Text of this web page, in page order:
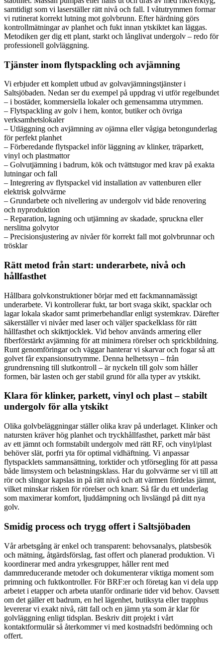
samtidigt som vi laserställer rätt nivå och fall. I våtutrymmen formar
vi rutinerat korrekt lutning mot golvbrunn. Efter härdning görs
kontrollmätningar av planhet och fukt innan ytskiktet kan läggas.
Metodiken ger dig ett plant, starkt och långlivat undergolv – redo för
professionell golvläggning.
Tjänster inom flytspackling och avjämning
Vi erbjuder ett komplett utbud av golvavjämningstjänster i
Saltsjöbaden. Nedan ser du exempel på uppdrag vi utför regelbundet
– i bostäder, kommersiella lokaler och gemensamma utrymmen.
– Flytspackling av golv i hem, kontor, butiker och övriga
verksamhetslokaler
– Utläggning och avjämning av ojämna eller vågiga betongunderlag
för perfekt planhet
– Förberedande flytspackel inför läggning av klinker, träparkett,
vinyl och plastmattor
– Golvutjämning i badrum, kök och tvättstugor med krav på exakta
lutningar och fall
– Integrering av flytspackel vid installation av vattenburen eller
elektrisk golvvärme
– Grundarbete och nivellering av undergolv vid både renovering
och nyproduktion
– Reparation, lagning och utjämning av skadade, spruckna eller
nerslitna golvytor
– Precisionsjustering av nivåer för korrekt fall mot golvbrunnar och
trösklar
Rätt metod från start: underarbete, nivå och
hållfasthet
Hållbara golvkonstruktioner börjar med ett fackmannamässigt
underarbete. Vi kontrollerar fukt, tar bort svaga skikt, spacklar och
lagar lokala skador samt primerbehandlar enligt systemkrav. Därefter
säkerställer vi nivåer med laser och väljer spackelklass för rätt
hållfasthet och skikttjocklek. Vid behov används armering eller
fiberförstärkt avjämning för att minimera rörelser och sprickbildning.
Runt genomföringar och väggar hanterar vi skarvar och fogar så att
golvet får expansionsutrymme. Denna helhetssyn – från
grundrensning till slutkontroll – är nyckeln till golv som håller
formen, bär lasten och ger stabil grund för alla typer av ytskikt.
Klara för klinker, parkett, vinyl och plast – stabilt
undergolv för alla ytskikt
Olika golvbeläggningar ställer olika krav på underlaget. Klinker och
natursten kräver hög planhet och tryckhållfasthet, parkett mår bäst
av ett jämnt och formstabilt undergolv med rätt RF, och vinyl/plast
behöver slät, porfri yta för optimal vidhäftning. Vi anpassar
flytspacklets sammansättning, torktider och ytförsegling för att passa
både limsystem och belastningsklass. Har du golvvärme ser vi till att
rör och slingor kapslas in på rätt nivå och att värmen fördelas jämnt,
vilket minskar risken för rörelser och knarr. Så får du ett underlag
som maximerar komfort, ljuddämpning och livslängd på ditt nya
golv.
Smidig process och trygg offert i Saltsjöbaden
Vår arbetsgång är enkel och transparent: behovsanalys, platsbesök
och mätning, åtgärdsförslag, fast offert och planerad produktion. Vi
koordinerar med andra yrkesgrupper, håller rent med
dammreducerande metoder och dokumenterar viktiga moment som
primning och fuktkontroller. För BRF:er och företag kan vi dela upp
arbetet i etapper och arbeta utanför ordinarie tider vid behov. Oavsett
om det gäller ett badrum, en hel lägenhet, butiksyta eller trapphus
levererar vi exakt nivå, rätt fall och en jämn yta som är klar för
golvläggning enligt tidsplan. Beskriv ditt projekt i vårt
kontaktformulär så återkommer vi med kostnadsfri bedömning och
offert.